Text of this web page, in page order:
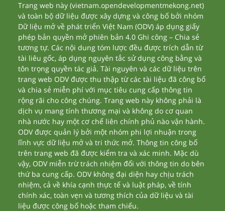
Trang web này (vietnam.opendevelopmentmekong.net)
và toàn bộ dữ liệu được xây dựng và công bố bởi nhóm
Dữ liệu mở về phát triển Việt Nam (ODV) áp dụng giấy
phép bản quyền mở phiên bản 4.0 Ghi công – Chia sẻ
tương tự. Các nội dung tóm lược đều được trích dẫn từ
tài liêu gốc, áp dụng nguyên tắc sử dụng công bằng và
tôn trọng quyền tác giả. Tài nguyên và các dữ liệu trên
trang web ODV được thu thập từ các tài liệu đã công bố
và chia sẻ miễn phí với mục tiêu cung cấp thông tin
rộng rãi cho công chúng. Trang web này không phải là
dịch vụ mang tính thương mại và không do cơ quan
nhà nước hay một cơ chế liên chính phủ nào vận hành.
ODV được quản lý bởi một nhóm phi lợi nhuận trong
lĩnh vực dữ liệu mở và tri thức mở. Thông tin công bố
trên trang web đã được kiểm tra và xác minh. Mặc dù
vậy, ODV miễn trừ trách nhiệm đối với thông tin do bên
thứ ba cung cấp. ODV không đại diện hay chịu trách
nhiệm, cả về khía cạnh thực tế và luật pháp, về tính
chính xác, toàn vẹn và tương thích của dữ liệu và tài
liệu được công bố hoặc tham chiếu.